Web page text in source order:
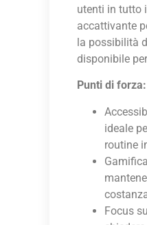
utenti in tutto
accattivante
la possibilità
disponibile
Punti di forza:
ideale
routine
Focus